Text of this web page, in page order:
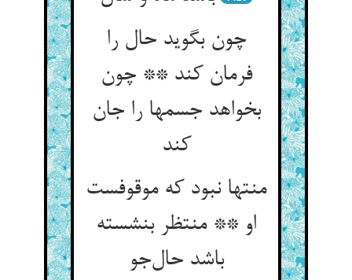
چون بگوید حال را
فرمان کند ** چون
بخواهد جسمها را جان
کند
منتها نبود که موقوفست
او ** منتظر بنشسته
باشد حال‌جو